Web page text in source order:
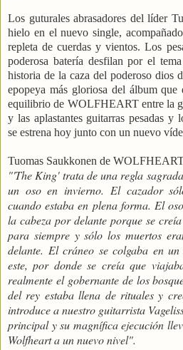
Los guturales abrasadores del líder
hielo en el nuevo single,
repleta de cuerdas y vientos. Los
poderosa batería desfilan por el
historia de la caza del poderoso dios
epopeya más gloriosa del álbum
equilibrio de WOLFHEART entre la
y las aplastantes guitarras pesadas y
se estrena hoy junto con un nuevo
Tuomas Saukkonen de
"'The King' trata de una regla
un oso en invierno. El cazador
cuando estaba en plena forma. El
la cabeza por delante porque se
para siempre y sólo los muertos
delante. El cráneo se colgaba en
este, por donde se creía que
realmente el gobernante de los
del rey estaba llena de rituales y
introduce a nuestro guitarrista
principal y su magnífica ejecución
Wolfheart a un nuevo nivel".